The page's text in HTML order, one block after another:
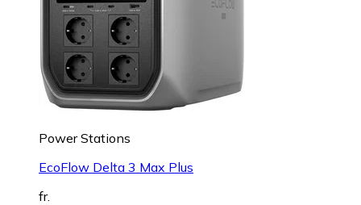
Power Stations
EcoFlow Delta 3 Max Plus
fr.